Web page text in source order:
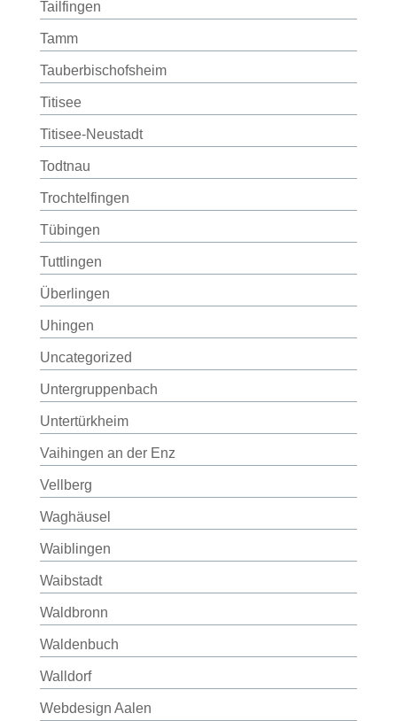
Tailfingen
Tamm
Tauberbischofsheim
Titisee
Titisee-Neustadt
Todtnau
Trochtelfingen
Tübingen
Tuttlingen
Überlingen
Uhingen
Uncategorized
Untergruppenbach
Untertürkheim
Vaihingen an der Enz
Vellberg
Waghäusel
Waiblingen
Waibstadt
Waldbronn
Waldenbuch
Walldorf
Webdesign Aalen